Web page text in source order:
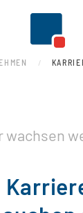
wachsen